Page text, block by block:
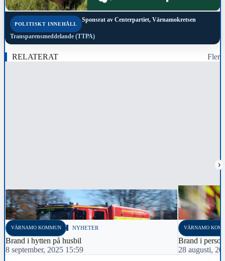
POLITISKT INNEHÅLL
Sponsrat av Centerpartiet, Värnamokretsen
Transparensmeddelande (TTPA)
RELATERAT Fler
›
VÄRNAMO KOMMUN NYHETER
Brand i hytten på husbil
8 september, 2025 15:59
VÄRNAMO
Brand i
28 augusti,